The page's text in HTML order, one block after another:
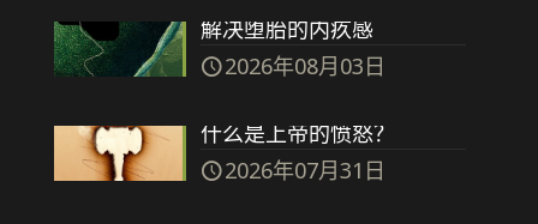
解决堕胎的内疚感
2026年08月03日
什么是上帝的愤怒？
2026年07月31日